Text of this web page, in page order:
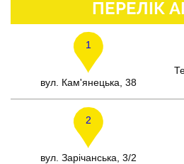
ПЕРЕЛІК
1
вул. Кам'янецька, 38
2
вул. Зарічанська, 3/2